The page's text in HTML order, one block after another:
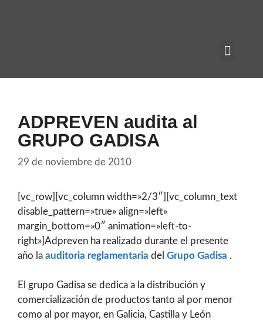
ADPREVEN audita al
GRUPO GADISA
29 de noviembre de 2010
[vc_row][vc_column width=»2/3″][vc_column_text
disable_pattern=»true» align=»left»
margin_bottom=»0″ animation=»left-to-
right»]Adpreven ha realizado durante el presente
año la auditoria reglamentaria del Grupo Gadisa .
El grupo Gadisa se dedica a la distribución y
comercialización de productos tanto al por menor
como al por mayor, en Galicia, Castilla y León